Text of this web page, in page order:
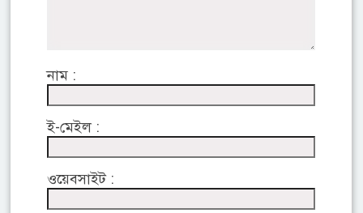
নাম :
ই-মেইল :
ওয়েবসাইট :